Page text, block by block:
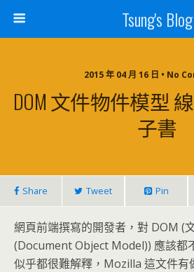
Tsung's Blog
2015 年 04 月 16 日 • No
DOM 文件物件模型
子書
Share Tweet Pin
網頁前端撰寫的開發者，對 DOM (
(Document Object Model)) 應該都
似乎都很難解釋，Mozilla 這文件有